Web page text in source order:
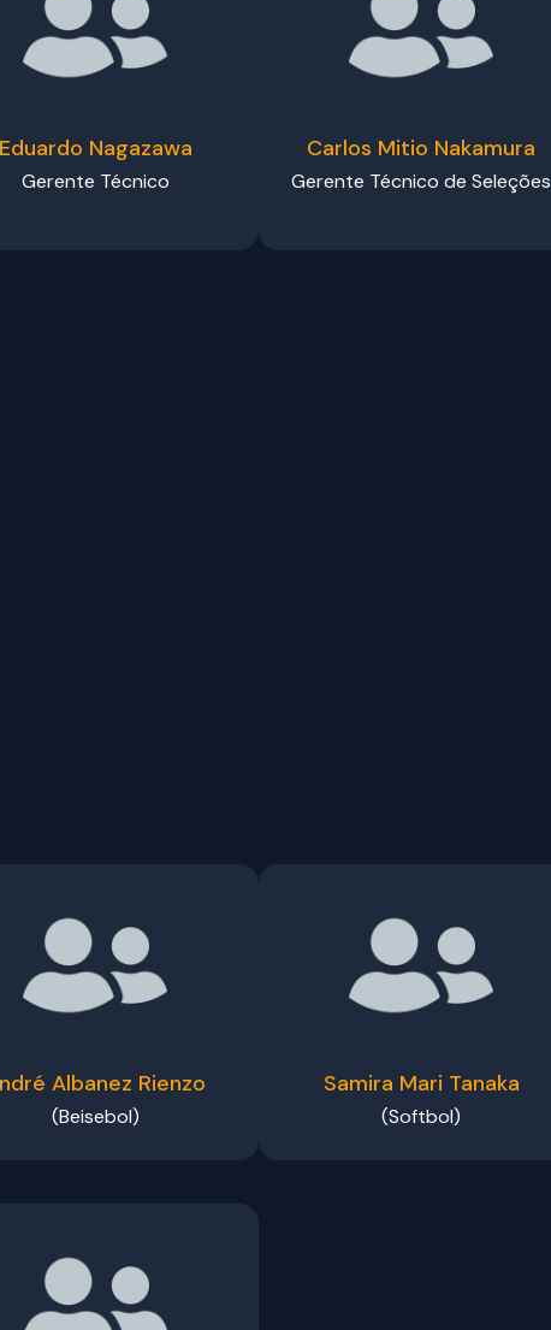
Eduardo Nagazawa
Gerente Técnico
Carlos Mitio Nakamura
Gerente Técnico de Seleções
Albanez Rienzo
(Beisebol)
Samira Mari Tanaka
(Softbol)